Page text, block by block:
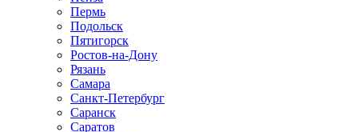
Пермь
Подольск
Пятигорск
Ростов-на-Дону
Рязань
Самара
Санкт-Петербург
Саранск
Саратов